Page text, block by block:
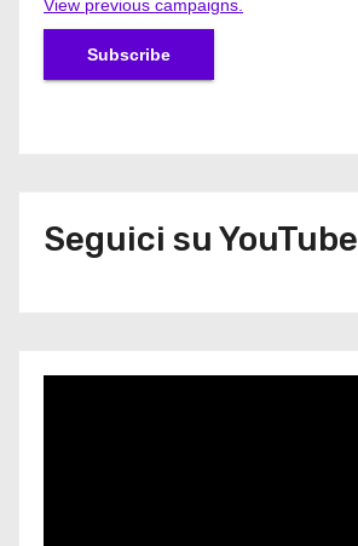
View previous campaigns.
Seguici su YouTube